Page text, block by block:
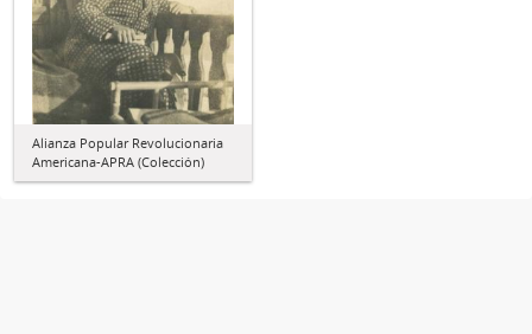
Alianza Popular Revolucionaria
Americana-APRA (Colección)